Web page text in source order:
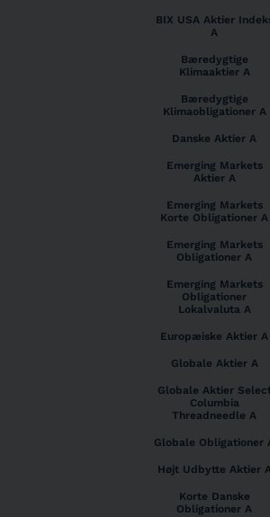
BIX USA Aktier
A
Bæredygtige
Klimaaktier A
Bæredygtige
Klimaobligationer A
Danske Aktier A
Emerging Markets
Aktier A
Emerging Markets
Korte Obligationer A
Emerging Markets
Obligationer A
Emerging Markets
Obligationer
Lokalvaluta A
Europæiske Aktier A
Globale Aktier A
Globale Aktier
Columbia
Threadneedle A
Globale Obligationer
Højt Udbytte Aktier
Korte Danske
Obligationer A